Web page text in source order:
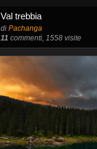
Val trebbia
di Pachanga
11 commenti, 1558 visite